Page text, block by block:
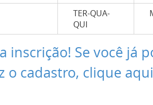
TER-QUA-
QUI
inscrição! Se você já
o cadastro, clique